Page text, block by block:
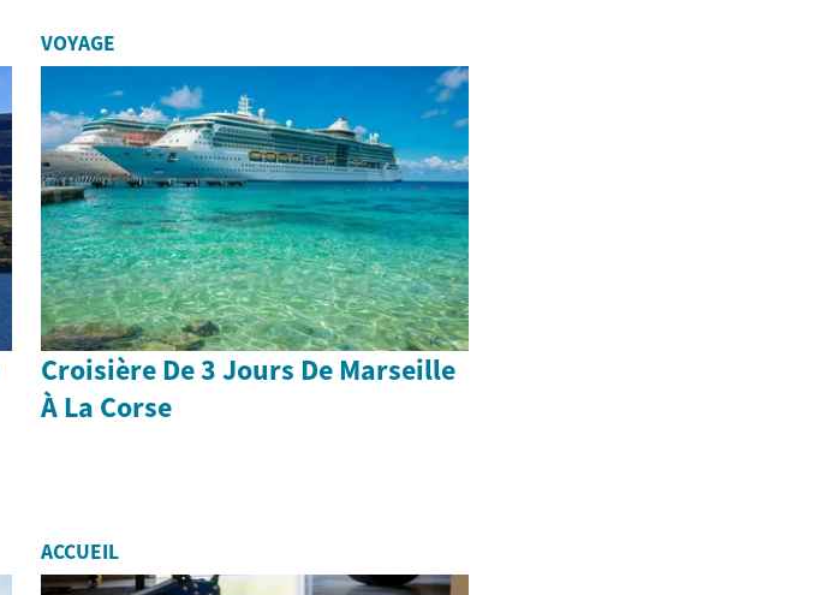
VOYAGE
Croisière De 3 Jours De Marseille
À La Corse
ACCUEIL